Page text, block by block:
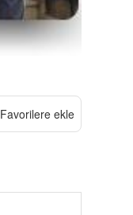
Favorilere ekle